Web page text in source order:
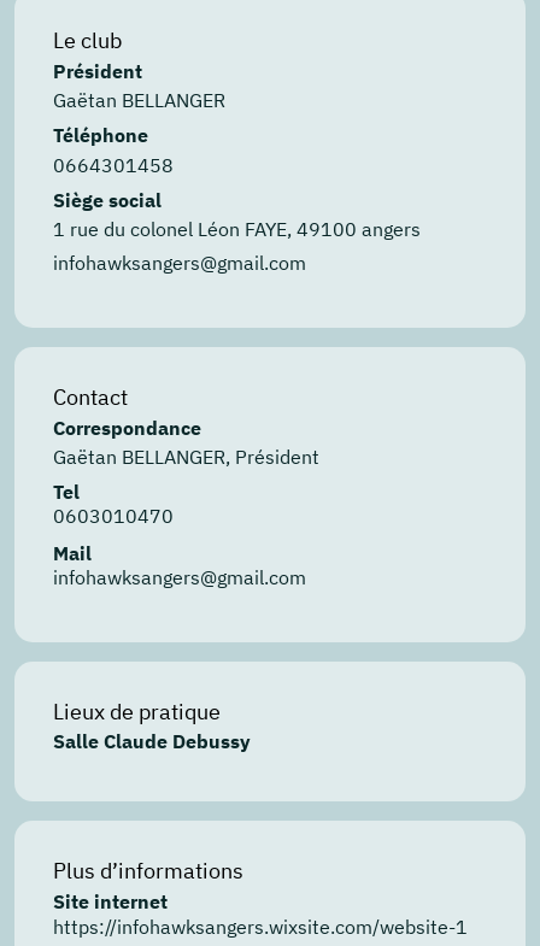
Le club
Président
Gaëtan BELLANGER
Téléphone
0664301458
Siège social
1 rue du colonel Léon FAYE, 49100 angers
infohawksangers@gmail.com
Contact
Correspondance
Gaëtan BELLANGER, Président
Tel
0603010470
Mail
infohawksangers@gmail.com
Lieux de pratique
Salle Claude Debussy
Plus d’informations
Site internet
https://infohawksangers.wixsite.com/website-1